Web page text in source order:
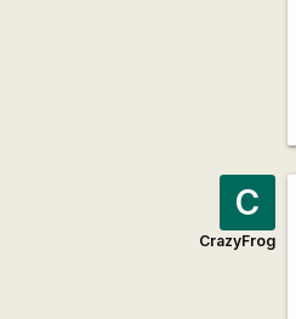
C
CrazyFrog